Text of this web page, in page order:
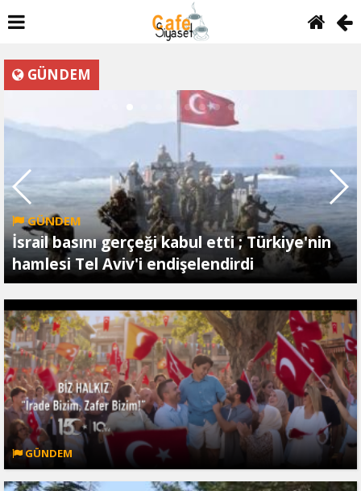
GÜNDEM
GÜNDEM
İsrail basını gerçeği kabul etti ; Türkiye'nin
hamlesi Tel Aviv'i endişelendirdi
GÜNDEM